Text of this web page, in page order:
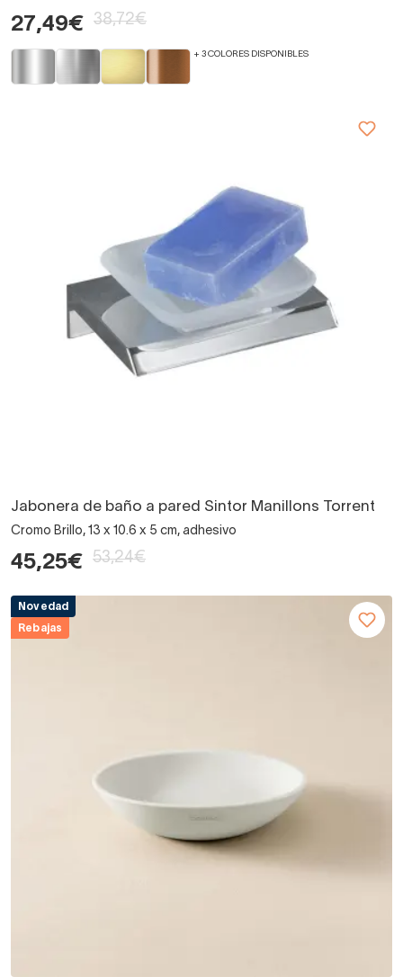
27,49€ 38,72€
+ 3 COLORES DISPONIBLES
Jabonera de baño a pared Sintor Manillons Torrent
Cromo Brillo, 13 x 10.6 x 5 cm, adhesivo
45,25€ 53,24€
Novedad
Rebajas